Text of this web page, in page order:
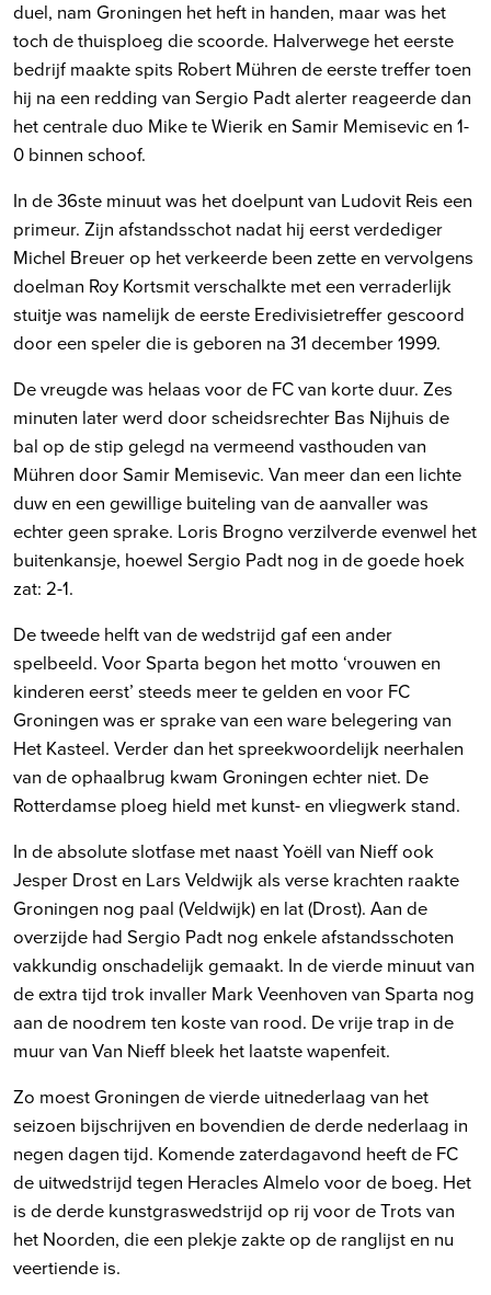
duel, nam Groningen het heft in handen, maar was het
toch de thuisploeg die scoorde. Halverwege het eerste
bedrijf maakte spits Robert Mühren de eerste treffer toen
hij na een redding van Sergio Padt alerter reageerde dan
het centrale duo Mike te Wierik en Samir Memisevic en 1-
0 binnen schoof.
In de 36ste minuut was het doelpunt van Ludovit Reis een
primeur. Zijn afstandsschot nadat hij eerst verdediger
Michel Breuer op het verkeerde been zette en vervolgens
doelman Roy Kortsmit verschalkte met een verraderlijk
stuitje was namelijk de eerste Eredivisietreffer gescoord
door een speler die is geboren na 31 december 1999.
De vreugde was helaas voor de FC van korte duur. Zes
minuten later werd door scheidsrechter Bas Nijhuis de
bal op de stip gelegd na vermeend vasthouden van
Mühren door Samir Memisevic. Van meer dan een lichte
duw en een gewillige buiteling van de aanvaller was
echter geen sprake. Loris Brogno verzilverde evenwel het
buitenkansje, hoewel Sergio Padt nog in de goede hoek
zat: 2-1.
De tweede helft van de wedstrijd gaf een ander
spelbeeld. Voor Sparta begon het motto ‘vrouwen en
kinderen eerst’ steeds meer te gelden en voor FC
Groningen was er sprake van een ware belegering van
Het Kasteel. Verder dan het spreekwoordelijk neerhalen
van de ophaalbrug kwam Groningen echter niet. De
Rotterdamse ploeg hield met kunst- en vliegwerk stand.
In de absolute slotfase met naast Yoëll van Nieff ook
Jesper Drost en Lars Veldwijk als verse krachten raakte
Groningen nog paal (Veldwijk) en lat (Drost). Aan de
overzijde had Sergio Padt nog enkele afstandsschoten
vakkundig onschadelijk gemaakt. In de vierde minuut van
de extra tijd trok invaller Mark Veenhoven van Sparta nog
aan de noodrem ten koste van rood. De vrije trap in de
muur van Van Nieff bleek het laatste wapenfeit.
Zo moest Groningen de vierde uitnederlaag van het
seizoen bijschrijven en bovendien de derde nederlaag in
negen dagen tijd. Komende zaterdagavond heeft de FC
de uitwedstrijd tegen Heracles Almelo voor de boeg. Het
is de derde kunstgraswedstrijd op rij voor de Trots van
het Noorden, die een plekje zakte op de ranglijst en nu
veertiende is.